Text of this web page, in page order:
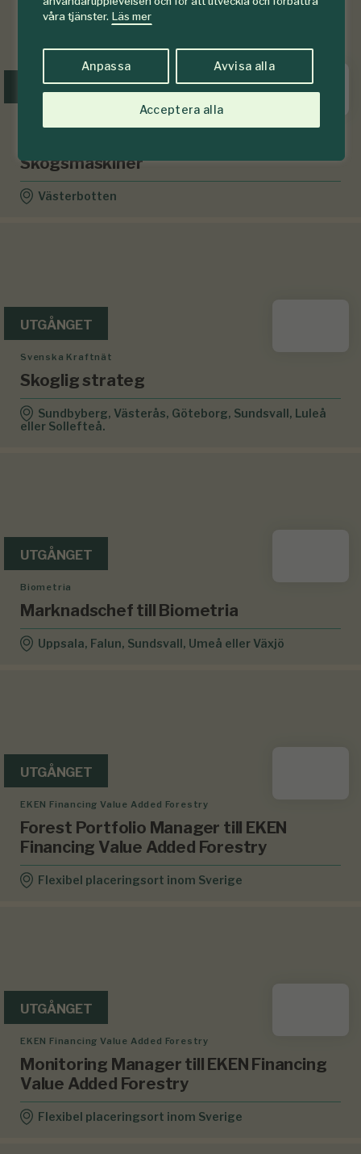
våra tjänster. Läs mer
Anpassa Avvisa alla
Acceptera alla
UTGÅNGET
Skogsmaskiner
Västerbotten
UTGÅNGET
Svenska Kraftnät
Skoglig strateg
Sundbyberg, Västerås, Göteborg, Sundsvall, Luleå
eller Sollefteå.
UTGÅNGET
Biometria
Marknadschef till Biometria
Uppsala, Falun, Sundsvall, Umeå eller Växjö
UTGÅNGET
EKEN Financing Value Added Forestry
Forest Portfolio Manager till EKEN
Financing Value Added Forestry
Flexibel placeringsort inom Sverige
UTGÅNGET
EKEN Financing Value Added Forestry
Monitoring Manager till EKEN Financing
Value Added Forestry
Flexibel placeringsort inom Sverige